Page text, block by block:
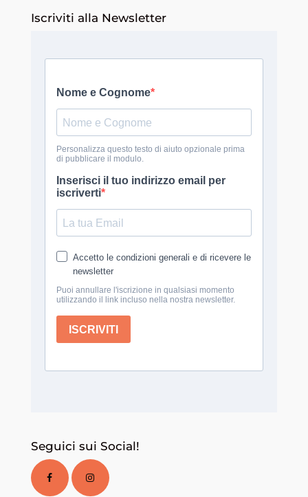
Iscriviti alla Newsletter
Seguici sui Social!